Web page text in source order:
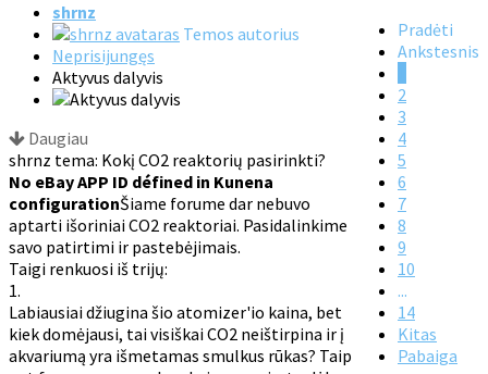
Pradėti
Ankstesnis
2
3
4
5
6
7
8
9
10
...
14
Kitas
Pabaiga
shrnz
Temos autorius
Neprisijungęs
Aktyvus dalyvis
Daugiau
shrnz tema: Kokį CO2 reaktorių pasirinkti?
No eBay APP ID défined in Kunena
configurationŠiame forume dar nebuvo
aptarti išoriniai CO2 reaktoriai. Pasidalinkime
savo patirtimi ir pastebėjimais.
Taigi renkuosi iš trijų:
1.
Labiausiai džiugina šio atomizer'io kaina, bet
kiek domėjausi, tai visiškai CO2 neištirpina ir į
akvariumą yra išmetamas smulkus rūkas? Taip